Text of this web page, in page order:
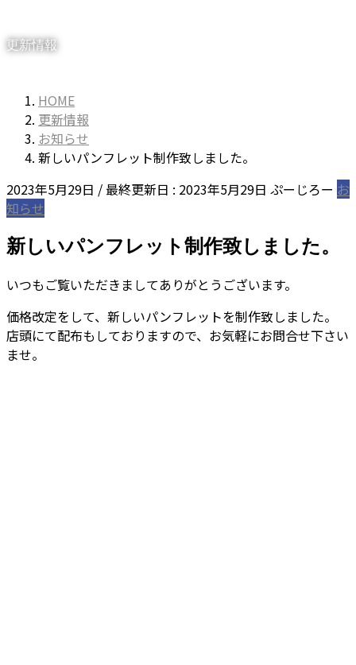
更新情報
HOME
更新情報
お知らせ
新しいパンフレット制作致しました。
2023年5月29日 / 最終更新日 : 2023年5月29日 ぷーじろー お
知らせ
新しいパンフレット制作致しました。
いつもご覧いただきましてありがとうございます。
価格改定をして、新しいパンフレットを制作致しました。
店頭にて配布もしておりますので、お気軽にお問合せ下さい
ませ。